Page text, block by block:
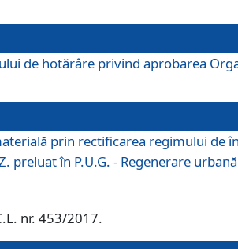
de hotărâre privind aprobarea
prin rectificarea regimului de
preluat în P.U.G. - Regenerare
nr. 453/2017.